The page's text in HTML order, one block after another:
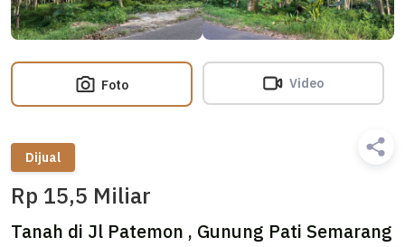
Foto Video
Dijual
Rp 15,5 Miliar
Tanah di Jl Patemon , Gunung Pati Semarang